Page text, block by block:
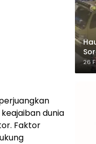
dunia
Faktor
26